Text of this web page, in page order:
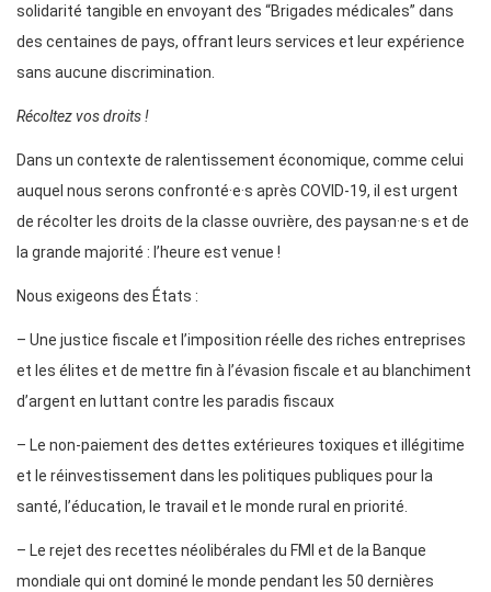
solidarité tangible en envoyant des “Brigades médicales” dans
des centaines de pays, offrant leurs services et leur expérience
sans aucune discrimination.
Récoltez vos droits !
Dans un contexte de ralentissement économique, comme celui
auquel nous serons confronté·e·s après COVID-19, il est urgent
de récolter les droits de la classe ouvrière, des paysan·ne·s et de
la grande majorité : l’heure est venue !
Nous exigeons des États :
– Une justice fiscale et l’imposition réelle des riches entreprises
et les élites et de mettre fin à l’évasion fiscale et au blanchiment
d’argent en luttant contre les paradis fiscaux
– Le non-paiement des dettes extérieures toxiques et illégitime
et le réinvestissement dans les politiques publiques pour la
santé, l’éducation, le travail et le monde rural en priorité.
– Le rejet des recettes néolibérales du FMI et de la Banque
mondiale qui ont dominé le monde pendant les 50 dernières